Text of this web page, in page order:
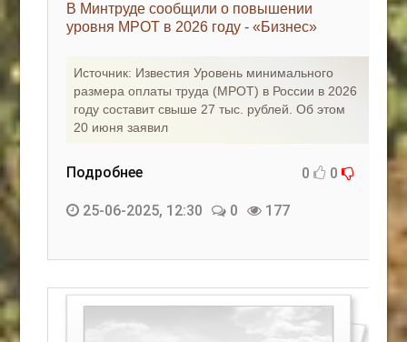
В Минтруде сообщили о повышении
уровня МРОТ в 2026 году - «Бизнес»
Источник: Известия Уровень минимального
размера оплаты труда (МРОТ) в России в 2026
году составит свыше 27 тыс. рублей. Об этом
20 июня заявил
Подробнее 0 0
25-06-2025, 12:30 0 177